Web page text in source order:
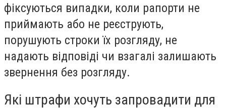
фіксуються випадки, коли рапорти не
приймають або не реєструють,
порушують строки їх розгляду, не
надають відповіді чи взагалі залишають
звернення без розгляду.
Які штрафи хочуть запровадити для